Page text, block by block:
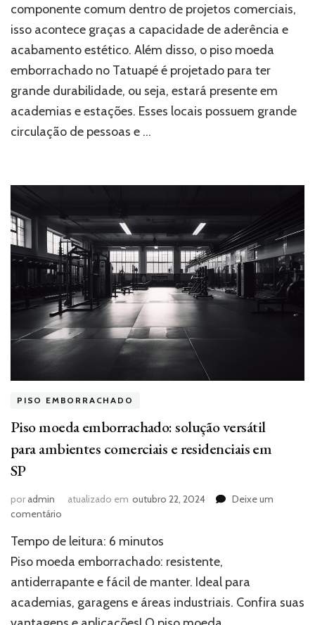
Leste:
conheça
mais
sobre
componente comum dentro de projetos comerciais,
isso acontece graças a capacidade de aderência e
acabamento estético. Além disso, o piso moeda
emborrachado no Tatuapé é projetado para ter
grande durabilidade, ou seja, estará presente em
academias e estações. Esses locais possuem grande
circulação de pessoas e …
PISO EMBORRACHADO
Piso moeda emborrachado: solução versátil
para ambientes comerciais e residenciais em
SP
poradmin atualizado em outubro 22, 2024
Deixe um
comentário
moeda
emborrachado:
versátil
para
ambientes
Tempo de leitura: 6 minutos
Piso moeda emborrachado: resistente,
antiderrapante e fácil de manter. Ideal para
academias, garagens e áreas industriais. Confira suas